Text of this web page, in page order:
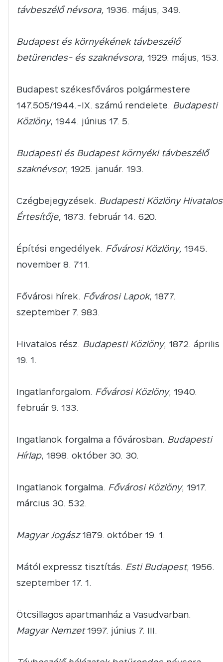
távbeszélő névsora, 1936. május, 349.
Budapest és környékének távbeszélő
betürendes- és szaknévsora, 1929. május, 153.
Budapest székesfőváros polgármestere
147.505/1944.-IX. számú rendelete. Budapesti
Közlöny, 1944. június 17. 5.
Budapesti és Budapest környéki távbeszélő
szaknévsor, 1925. január. 193.
Czégbejegyzések. Budapesti Közlöny Hivatalos
Értesítője, 1873. február 14. 620.
Építési engedélyek. Fővárosi Közlöny, 1945.
november 8. 711.
Fővárosi hírek. Fővárosi Lapok, 1877.
szeptember 7. 983.
Hivatalos rész. Budapesti Közlöny, 1872. április
19. 1.
Ingatlanforgalom. Fővárosi Közlöny, 1940.
február 9. 133.
Ingatlanok forgalma a fővárosban. Budapesti
Hírlap, 1898. október 30. 30.
Ingatlanok forgalma. Fővárosi Közlöny, 1917.
március 30. 532.
Magyar Jogász1879. október 19. 1.
Mától expressz tisztítás. Esti Budapest, 1956.
szeptember 17. 1.
Ötcsillagos apartmanház a Vasudvarban.
Magyar Nemzet1997. június 7. III.